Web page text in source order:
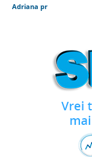
Adriana pr